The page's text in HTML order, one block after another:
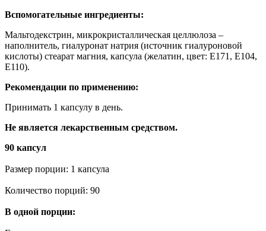
Вспомогательные ингредиенты:
Мальтодекстрин, микрокристаллическая целлюлоза –
наполнитель, гиалуронат натрия (источник гиалуроновой
кислоты) стеарат магния, капсула (желатин, цвет: Е171, Е104,
Е110).
Рекомендации по применению:
Принимать 1 капсулу в день.
Не является лекарственным средством.
90 капсул
Размер порции: 1 капсула
Количество порций: 90
В одной порции: